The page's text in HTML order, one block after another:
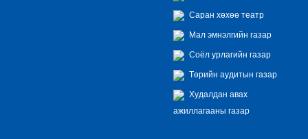
Саран хөхөө театр
Мал эмнэлгийн газар
Соёл урлагийн газар
Төрийн аудитын газар
Худалдан авах
ажиллагааны газар